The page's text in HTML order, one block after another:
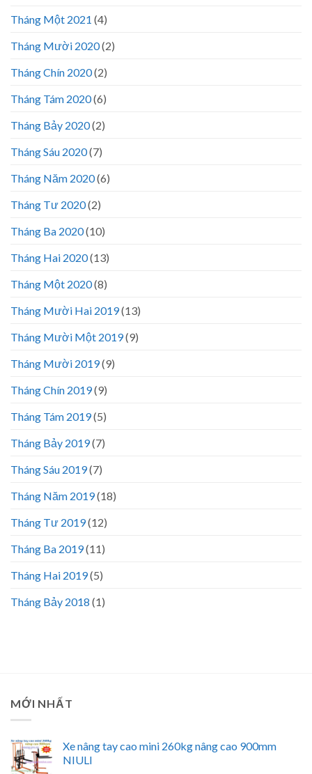
Tháng Một 2021 (4)
Tháng Mười 2020(2)
Tháng Chín 2020(2)
Tháng Tám 2020(6)
Tháng Bảy 2020(2)
Tháng Sáu 2020(7)
Tháng Năm 2020(6)
Tháng Tư 2020(2)
Tháng Ba 2020(10)
Tháng Hai 2020(13)
Tháng Một 2020(8)
Tháng Mười Hai 2019(13)
Tháng Mười Một 2019(9)
Tháng Mười 2019(9)
Tháng Chín 2019(9)
Tháng Tám 2019(5)
Tháng Bảy 2019(7)
Tháng Sáu 2019(7)
Tháng Năm 2019(18)
Tháng Tư 2019(12)
Tháng Ba 2019(11)
Tháng Hai 2019(5)
Tháng Bảy 2018 (1)
MỚI NHẤT
Xe nâng tay cao mini 260kg nâng cao 900mm
NIULI